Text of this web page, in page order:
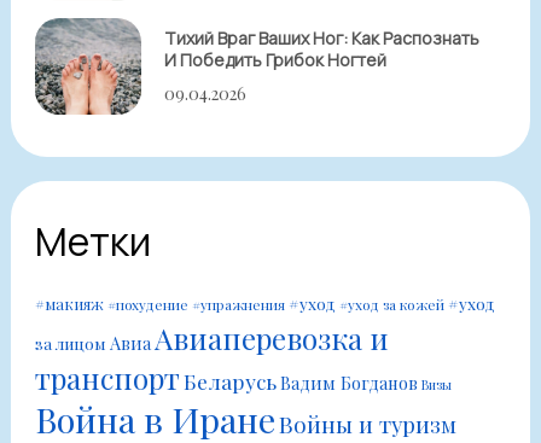
Тихий Враг Ваших Ног: Как Распознать
И Победить Грибок Ногтей
09.04.2026
Метки
#макияж #похудение #упражнения #уход #уход за кожей #уход
за лицом Авиа Авиаперевозка и
транспортБеларусьВадим Богданов Визы
Война в ИранеВойны и туризм